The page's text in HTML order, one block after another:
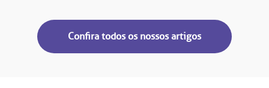
Confira todos os nossos artigos